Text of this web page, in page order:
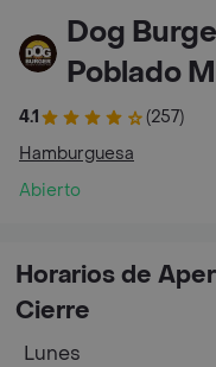
Dog
Poblado
4.1
(257)
Hamburguesa
Abierto
Horarios de
Cierre
Lunes